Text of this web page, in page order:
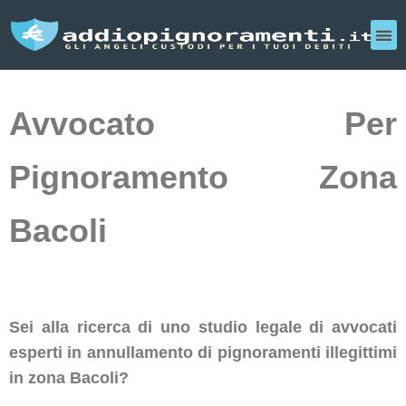
Avvocato Per
Pignoramento Zona
Bacoli
Sei alla ricerca di uno studio legale di avvocati
esperti in annullamento di pignoramenti illegittimi
in zona Bacoli?